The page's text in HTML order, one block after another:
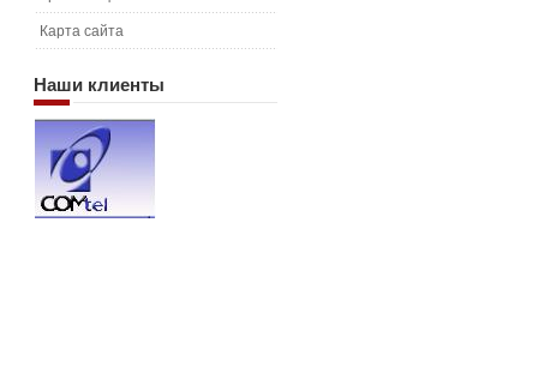
Карта сайта
Наши клиенты